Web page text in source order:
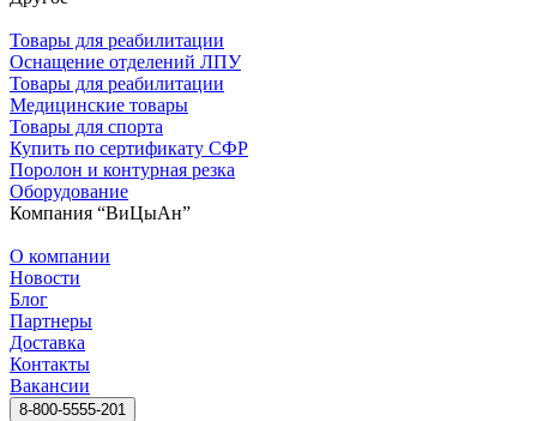
Товары для реабилитации
Оснащение отделений ЛПУ
Товары для реабилитации
Медицинские товары
Товары для спорта
Купить по сертификату СФР
Поролон и контурная резка
Оборудование
Компания “ВиЦыАн”
О компании
Новости
Блог
Партнеры
Доставка
Контакты
Вакансии
8-800-5555-201